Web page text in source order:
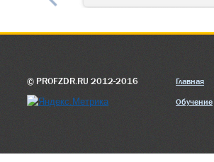
© PROFZDR.RU 2012-2016 Главная
Обучение